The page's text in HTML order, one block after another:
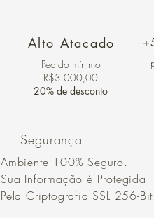
Alto Atacado
Pedido mínimo
R$3.000,00
20% de desconto
Segurança
Ambiente 100% Seguro.
Sua Informação é Protegida
Pela Criptografia SSL 256-Bit.